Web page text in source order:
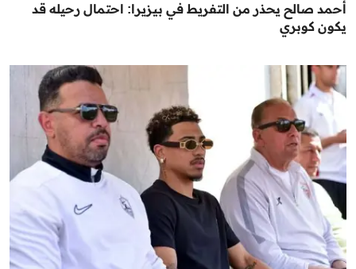
أحمد صالح يحذر من التفريط في بيزيرا: احتمال رحيله قد
يكون كوبري